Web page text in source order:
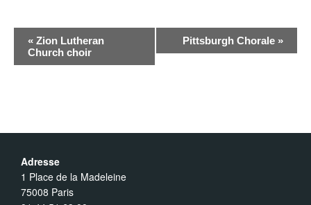
« Zion Lutheran
Church choir
Pittsburgh Chorale »
Adresse
1 Place de la Madeleine
75008 Paris